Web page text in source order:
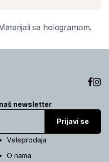
sa hologramom.
newsletter
Prijavi se
Veleprodaja
O nama